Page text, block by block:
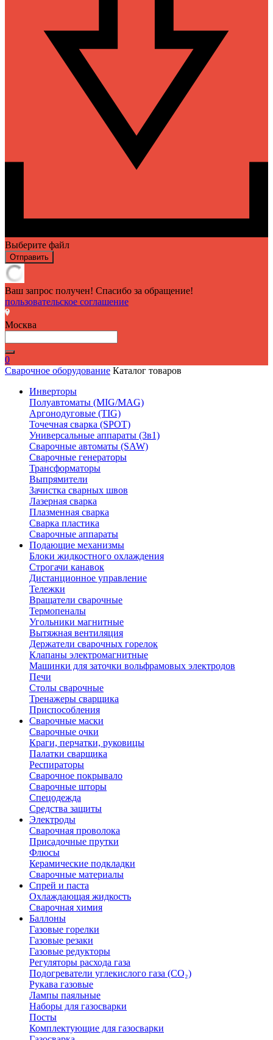
Выберите файл
Отправить
Ваш запрос получен! Спасибо за обращение!
пользовательское соглашение
Москва
0
Сварочное оборудование Каталог товаров
Инверторы
Полуавтоматы (MIG/MAG)
Аргонодуговые (TIG)
Точечная сварка (SPOT)
Универсальные аппараты (3в1)
Сварочные автоматы (SAW)
Сварочные генераторы
Трансформаторы
Выпрямители
Зачистка сварных швов
Лазерная сварка
Плазменная сварка
Сварка пластика
Сварочные аппараты
Подающие механизмы
Блоки жидкостного охлаждения
Строгачи канавок
Дистанционное управление
Тележки
Вращатели сварочные
Термопеналы
Угольники магнитные
Вытяжная вентиляция
Держатели сварочных горелок
Клапаны электромагнитные
Машинки для заточки вольфрамовых электродов
Печи
Столы сварочные
Тренажеры сварщика
Приспособления
Сварочные маски
Сварочные очки
Краги, перчатки, руковицы
Палатки сварщика
Респираторы
Сварочное покрывало
Сварочные шторы
Спецодежда
Средства защиты
Электроды
Сварочная проволока
Присадочные прутки
Флюсы
Керамические подкладки
Сварочные материалы
Спрей и паста
Охлаждающая жидкость
Сварочная химия
Баллоны
Газовые горелки
Газовые резаки
Газовые редукторы
Регуляторы расхода газа
Подогреватели углекислого газа (CO₂)
Рукава газовые
Лампы паяльные
Наборы для газосварки
Посты
Комплектующие для газосварки